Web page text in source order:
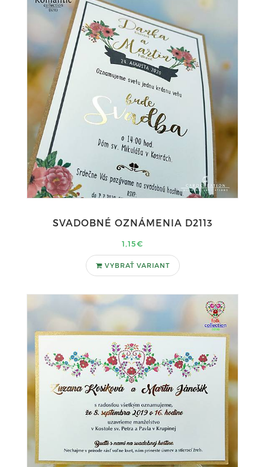
SVADOBNÉ OZNÁMENIA D2113
1,15€
VYBRAŤ VARIANT